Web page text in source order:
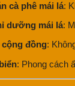
cà phê mái lá:
dưỡng mái lá:
cộng đồng:
: Phong cách